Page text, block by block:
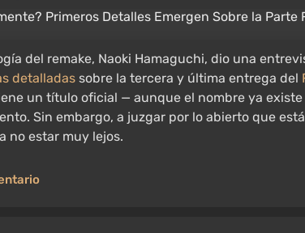
del remake, Naoki Hamaguchi, dio una
detalladas sobre la tercera y última entrega del
un título oficial — aunque el nombre ya
Sin embargo, a juzgar por lo abierto que
no estar muy lejos.